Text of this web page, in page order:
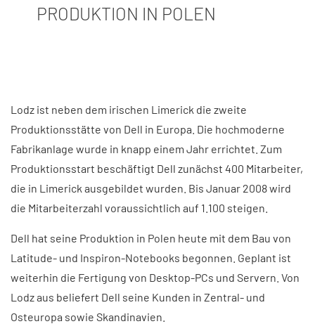
PRODUKTION IN POLEN
Lodz ist neben dem irischen Limerick die zweite
Produktionsstätte von Dell in Europa. Die hochmoderne
Fabrikanlage wurde in knapp einem Jahr errichtet. Zum
Produktionsstart beschäftigt Dell zunächst 400 Mitarbeiter,
die in Limerick ausgebildet wurden. Bis Januar 2008 wird
die Mitarbeiterzahl voraussichtlich auf 1.100 steigen.
Dell hat seine Produktion in Polen heute mit dem Bau von
Latitude- und Inspiron-Notebooks begonnen. Geplant ist
weiterhin die Fertigung von Desktop-PCs und Servern. Von
Lodz aus beliefert Dell seine Kunden in Zentral- und
Osteuropa sowie Skandinavien.